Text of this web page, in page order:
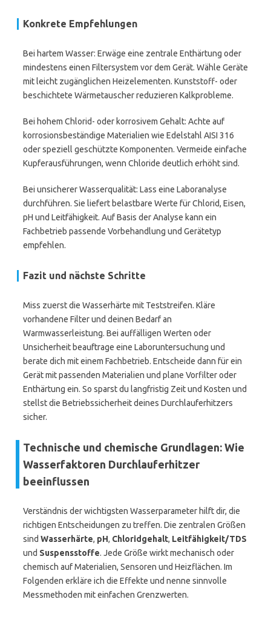
Konkrete Empfehlungen
Bei hartem Wasser: Erwäge eine zentrale Enthärtung oder
mindestens einen Filtersystem vor dem Gerät. Wähle Geräte
mit leicht zugänglichen Heizelementen. Kunststoff- oder
beschichtete Wärmetauscher reduzieren Kalkprobleme.
Bei hohem Chlorid- oder korrosivem Gehalt: Achte auf
korrosionsbeständige Materialien wie Edelstahl AISI 316
oder speziell geschützte Komponenten. Vermeide einfache
Kupferausführungen, wenn Chloride deutlich erhöht sind.
Bei unsicherer Wasserqualität: Lass eine Laboranalyse
durchführen. Sie liefert belastbare Werte für Chlorid, Eisen,
pH und Leitfähigkeit. Auf Basis der Analyse kann ein
Fachbetrieb passende Vorbehandlung und Gerätetyp
empfehlen.
Fazit und nächste Schritte
Miss zuerst die Wasserhärte mit Teststreifen. Kläre
vorhandene Filter und deinen Bedarf an
Warmwasserleistung. Bei auffälligen Werten oder
Unsicherheit beauftrage eine Laboruntersuchung und
berate dich mit einem Fachbetrieb. Entscheide dann für ein
Gerät mit passenden Materialien und plane Vorfilter oder
Enthärtung ein. So sparst du langfristig Zeit und Kosten und
stellst die Betriebssicherheit deines Durchlauferhitzers
sicher.
Technische und chemische Grundlagen: Wie
Wasserfaktoren Durchlauferhitzer
beeinflussen
Verständnis der wichtigsten Wasserparameter hilft dir, die
richtigen Entscheidungen zu treffen. Die zentralen Größen
sind Wasserhärte, pH, Chloridgehalt, Leitfähigkeit/TDS
und Suspensstoffe. Jede Größe wirkt mechanisch oder
chemisch auf Materialien, Sensoren und Heizflächen. Im
Folgenden erkläre ich die Effekte und nenne sinnvolle
Messmethoden mit einfachen Grenzwerten.